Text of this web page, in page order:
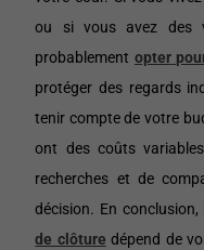
ou si vous avez des
probablement opter
protéger des regards
tenir compte de votre
ont des coûts
recherches et de
décision. En
de clôture dépend de